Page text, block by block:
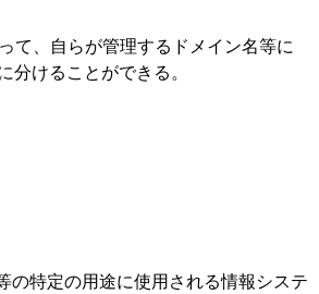
、自らが管理するドメイン名等に
けることができる。
特定の用途に使用される情報システ